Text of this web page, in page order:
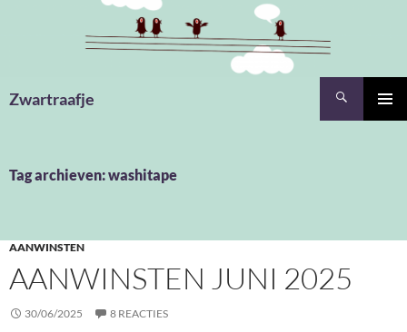
Zwartraafje
Tag archieven: washitape
AANWINSTEN
AANWINSTEN JUNI 2025
30/06/2025 8 REACTIES